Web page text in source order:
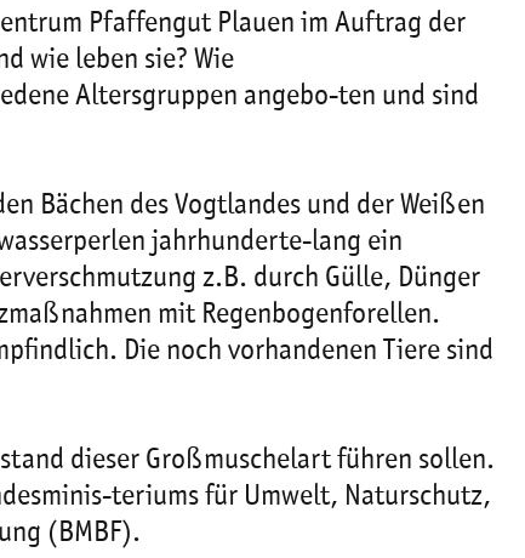
Pfaffengut Plauen im Auftrag der
wie leben sie? Wie
Altersgruppen angebo-ten und sind
Bächen des Vogtlandes und der Weißen
jahrhunderte-lang ein
z.B. durch Gülle, Dünger
mit Regenbogenforellen.
Die noch vorhandenen Tiere sind
dieser Großmuschelart führen sollen.
teriums für Umwelt, Naturschutz,
(BMBF).